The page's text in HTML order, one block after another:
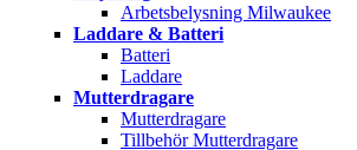
Arbetsbelysning Milwaukee
Laddare & Batteri
Batteri
Laddare
Mutterdragare
Mutterdragare
Tillbehör Mutterdragare